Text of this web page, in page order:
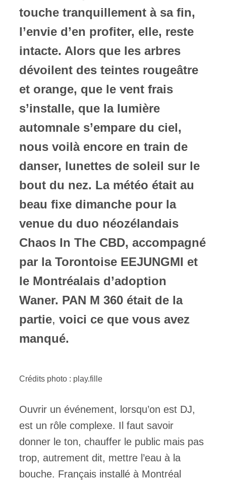
touche tranquillement à sa fin,
l’envie d’en profiter, elle, reste
intacte. Alors que les arbres
dévoilent des teintes rougeâtre
et orange, que le vent frais
s’installe, que la lumière
automnale s’empare du ciel,
nous voilà encore en train de
danser, lunettes de soleil sur le
bout du nez. La météo était au
beau fixe dimanche pour la
venue du duo néozélandais
Chaos In The CBD, accompagné
par la Torontoise EEJUNGMI et
le Montréalais d’adoption
Waner. PAN M 360 était de la
partie, voici ce que vous avez
manqué.
Crédits photo : play.fille
Ouvrir un événement, lorsqu’on est DJ,
est un rôle complexe. Il faut savoir
donner le ton, chauffer le public mais pas
trop, autrement dit, mettre l’eau à la
bouche. Français installé à Montréal